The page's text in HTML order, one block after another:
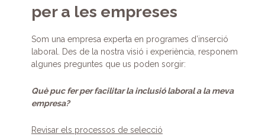
per a les empreses
Som una empresa experta en programes d’inserció
laboral. Des de la nostra visió i experiència, responem
algunes preguntes que us poden sorgir:
Què puc fer per facilitar la inclusió laboral a la meva
empresa?
Revisar els processos de selecció